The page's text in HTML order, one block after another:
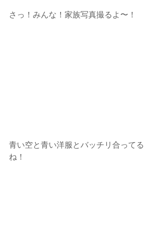
さっ！みんな！家族写真撮るよ〜！
青い空と青い洋服とバッチリ合ってる
ね！